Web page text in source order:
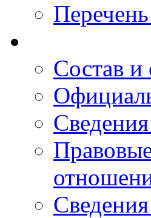
Состав и